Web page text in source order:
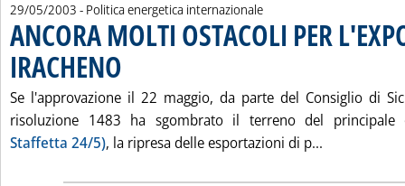
29/05/2003 - Politica energetica internazionale
ANCORA MOLTI OSTACOLI PER
IRACHENO
Se l'approvazione il 22 maggio, da parte del Consiglio di
risoluzione 1483 ha sgombrato il terreno del
Staffetta 24/5), la ripresa delle esportazioni di p...